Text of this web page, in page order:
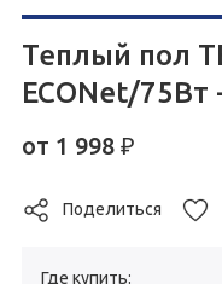
Теплый пол
ECONet/75Вт
Поделиться
от 1 998 ₽
Где купить: